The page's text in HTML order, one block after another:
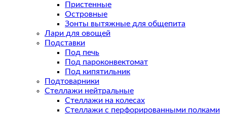
Пристенные
Островные
Зонты вытяжные для общепита
Лари для овощей
Подставки
Под печь
Под пароконвектомат
Под кипятильник
Подтоварники
Стеллажи нейтральные
Стеллажи на колесах
Стеллажи с перфорированными полками